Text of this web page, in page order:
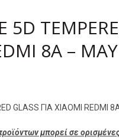
5D
8A –
GLASS ΓΙΑ XIAOMI REDMI
μπορεί σε